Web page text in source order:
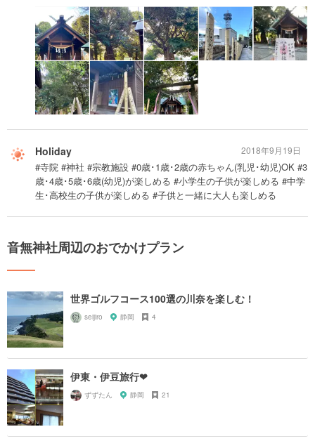
Holiday
#寺院 #神社 #宗教施設 #0歳･1歳･2歳の赤ちゃん(乳児･幼児)OK #3
歳･4歳･5歳･6歳(幼児)が楽しめる #小学生の子供が楽しめる #中学
生･高校生の子供が楽しめる #子供と一緒に大人も楽しめる
2018年9月19日
音無神社周辺のおでかけプラン
世界ゴルフコース100選の川奈を楽しむ！
seijiro 静岡 4
伊東・伊豆旅行❤︎
ずずたん 静岡 21